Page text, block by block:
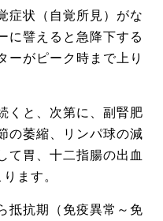
症状（自覚所見）がな
に譬えると急降下する
ーがピーク時まで上り
くと、次第に、副腎肥
の萎縮、リンパ球の減
て胃、十二指腸の出血
ます。
抵抗期（免疫異常～免